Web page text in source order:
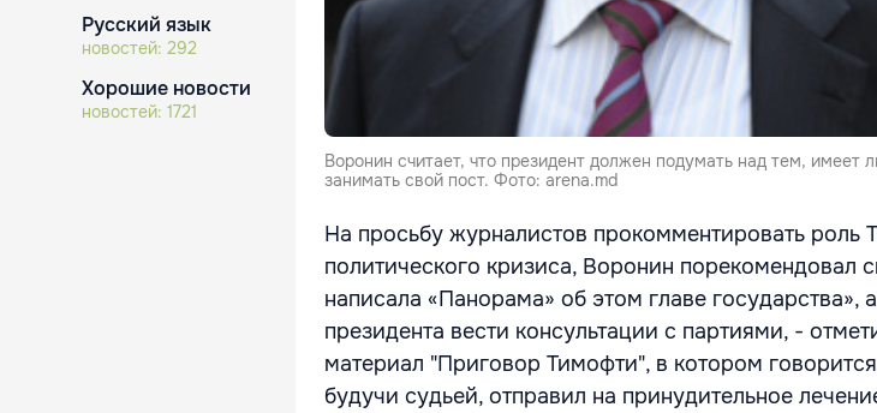
Русский язык
новостей: 292
Хорошие новости
новостей: 1721
Воронин считает, что президент должен подумать над тем, имеет
занимать свой пост. Фото: arena.md
На просьбу журналистов прокомментировать роль
политического кризиса, Воронин порекомендовал
написала «Панорама» об этом главе государства»,
президента вести консультации с партиями, -
материал "Приговор Тимофти", в котором
будучи судьей, отправил на принудительное